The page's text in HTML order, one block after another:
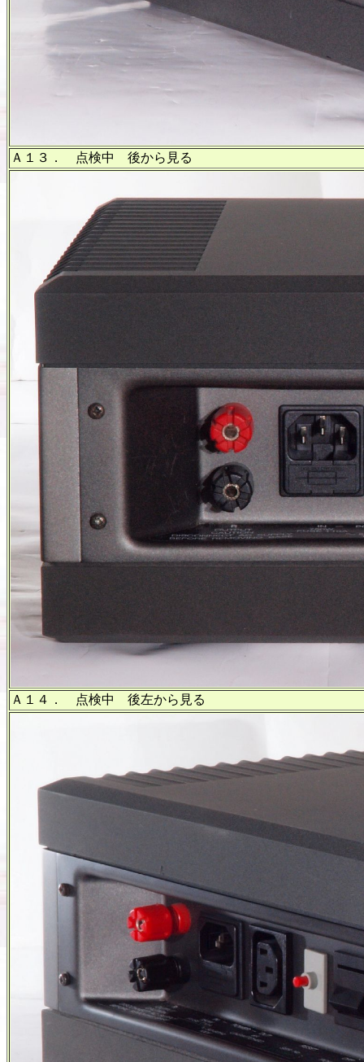
Ａ１３． 点検中 後から見る
Ａ１４． 点検中 後左から見る